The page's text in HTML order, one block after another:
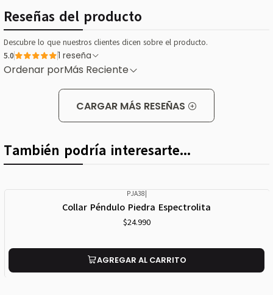
Reseñas del producto
Descubre lo que nuestros clientes dicen sobre el producto.
5.0 1 reseña
Ordenar porMás Reciente
CARGAR MÁS RESEÑAS
También podría interesarte...
PJA38
Collar Péndulo Piedra Espectrolita
$24.990
AGREGAR AL CARRITO